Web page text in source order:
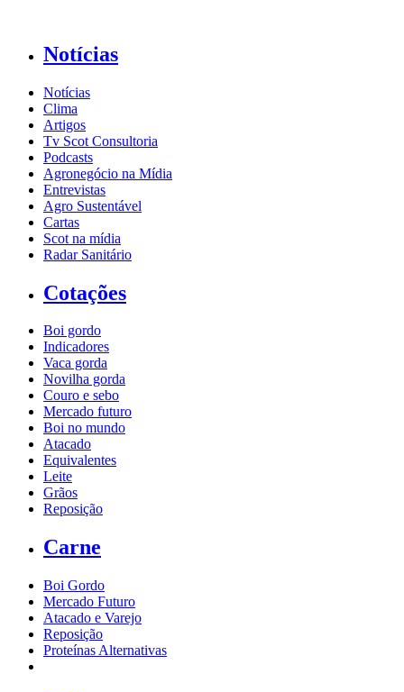
Notícias
Notícias
Clima
Artigos
Tv Scot Consultoria
Podcasts
Agronegócio na Mídia
Entrevistas
Agro Sustentável
Cartas
Scot na mídia
Radar Sanitário
Cotações
Boi gordo
Indicadores
Vaca gorda
Novilha gorda
Couro e sebo
Mercado futuro
Boi no mundo
Atacado
Equivalentes
Leite
Grãos
Reposição
Carne
Boi Gordo
Mercado Futuro
Atacado e Varejo
Reposição
Proteínas Alternativas